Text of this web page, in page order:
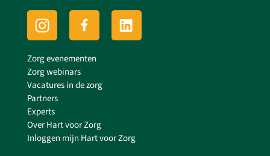
Zorg evenementen
Zorg webinars
Vacatures in de zorg
Partners
Experts
Over Hart voor Zorg
Inloggen mijn Hart voor Zorg